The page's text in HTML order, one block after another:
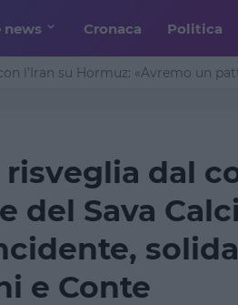
Cronaca Politica
l’Iran su Hormuz: «Avremo un
dal
del Sava
e Conte